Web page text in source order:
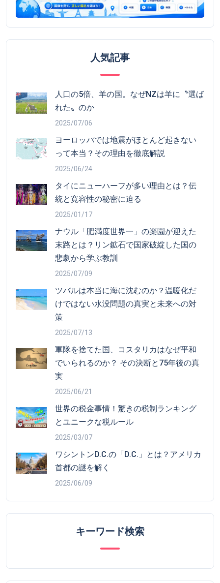
人気記事
人口の5倍、羊の国。なぜNZは羊に〝選ば
れた〟のか
2025/07/06
ヨーロッパでは地震がほとんど起きない
って本当？その理由を徹底解説
2025/06/24
タイにニューハーフが多い理由とは？伝
統と寛容性の秘密に迫る
2025/01/17
ナウル「肥満度世界一」の楽園が迎えた
末路とは？リン鉱石で国家破綻した国の
悲劇から学ぶ教訓
2025/07/09
ツバルは本当に海に沈むのか？温暖化だ
けではない水没問題の真実と未来への対
策
2025/07/13
軍隊を捨てた国、コスタリカはなぜ平和
でいられるのか？ その決断と75年後の真
実
2025/06/21
世界の税金事情！驚きの税制ランキング
とユニークな税ルール
2025/03/07
ワシントンD.C.の「D.C.」とは？アメリカ
首都の謎を解く
2025/06/09
キーワード検索